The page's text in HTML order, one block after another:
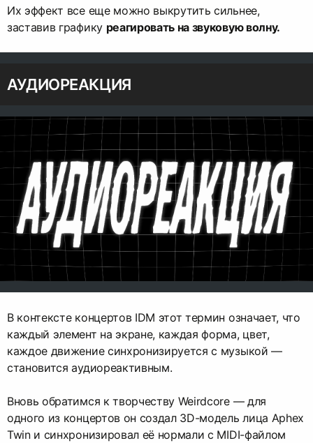
Их эффект все еще можно выкрутить сильнее,
заставив графику реагировать на звуковую волну.
АУДИОРЕАКЦИЯ
В контексте концертов IDM этот термин означает, что
каждый элемент на экране, каждая форма, цвет,
каждое движение синхронизируется с музыкой —
становится аудиореактивным.
Вновь обратимся к творчеству Weirdcore — для
одного из концертов он создал 3D-модель лица Aphex
Twin и синхронизировал её нормали с MIDI-файлом